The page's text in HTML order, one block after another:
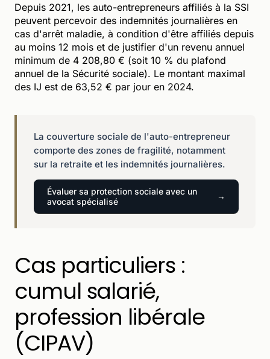
Depuis 2021, les auto-entrepreneurs affiliés à la SSI
peuvent percevoir des indemnités journalières en
cas d'arrêt maladie, à condition d'être affiliés depuis
au moins 12 mois et de justifier d'un revenu annuel
minimum de 4 208,80 € (soit 10 % du plafond
annuel de la Sécurité sociale). Le montant maximal
des IJ est de 63,52 € par jour en 2024.
La couverture sociale de l'auto-entrepreneur
comporte des zones de fragilité, notamment
sur la retraite et les indemnités journalières.
Évaluer sa protection sociale avec un
avocat spécialisé
Cas particuliers :
cumul salarié,
profession libérale
(CIPAV)